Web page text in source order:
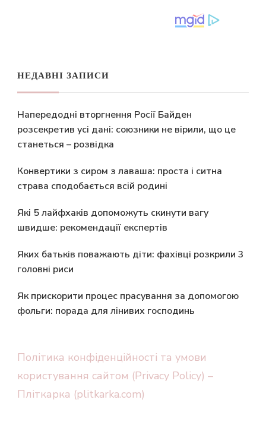
НЕДАВНІ ЗАПИСИ
Напередодні вторгнення Росії Байден
розсекретив усі дані: союзники не вірили, що це
станеться – розвідка
Конвертики з сиром з лаваша: проста і ситна
страва сподобається всій родині
Які 5 лайфхаків допоможуть скинути вагу
швидше: рекомендації експертів
Яких батьків поважають діти: фахівці розкрили 3
головні риси
Як прискорити процес прасування за допомогою
фольги: порада для лінивих господинь
Політика конфіденційності та умови
користування сайтом (Privacy Policy) –
Пліткарка (plitkarka.com)